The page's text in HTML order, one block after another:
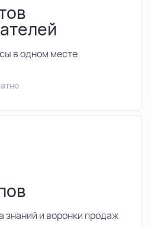
в одном месте
знаний и воронки продаж